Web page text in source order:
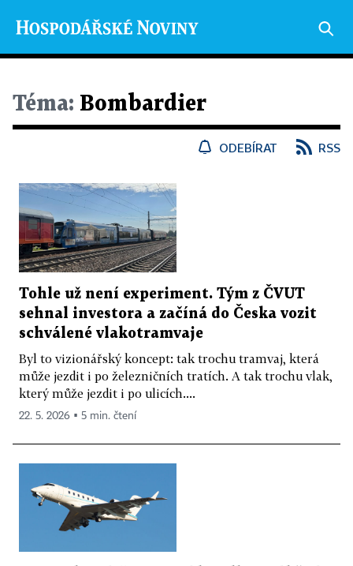
Téma: Bombardier
ODEBÍRAT RSS
Tohle už není experiment. Tým z ČVUT
sehnal investora a začíná do Česka vozit
schválené vlakotramvaje
Byl to vizionářský koncept: tak trochu tramvaj, která
může jezdit i po železničních tratích. A tak trochu vlak,
který může jezdit i po ulicích....
22. 5. 2026 ▪ 5 min. čtení